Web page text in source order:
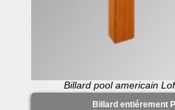
Billard pool americain
Billard entiérement